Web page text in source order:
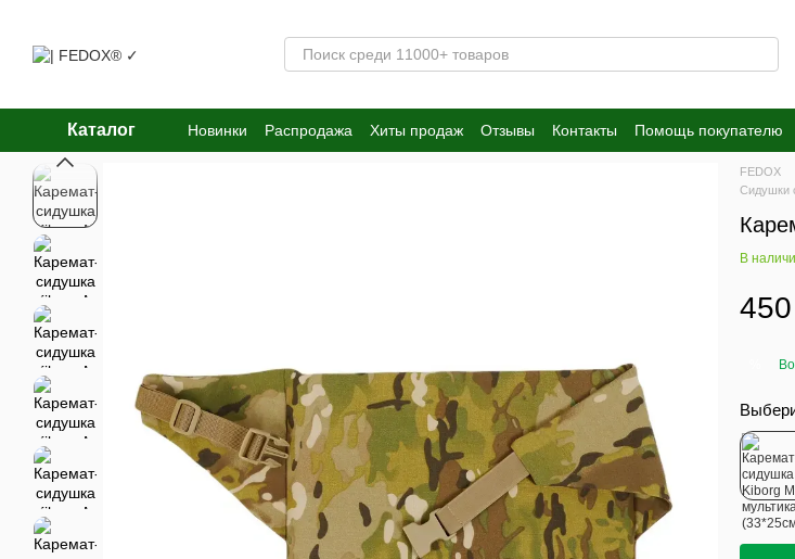
Каталог Новинки Распродажа Хиты продаж Отзывы Контакты Помощь покупателю
FEDOX
Сидушки
В
450